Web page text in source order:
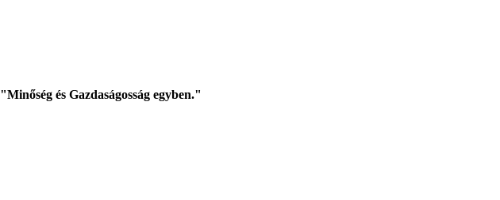
"Minőség és Gazdaságosság egyben."